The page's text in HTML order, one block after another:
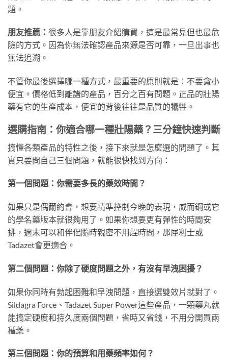
題。
朋友推薦： 很多人是靠朋友介紹購買，這是最常見但也最危
險的方式。因為你無法確認產品來源是否可靠，一旦出事也
無法追溯。
不管你最後選擇哪一種方式，最重要的原則就是：不要貪小
便宜。價格低到離譜的產品，百分之百有問題。正品的壯陽
藥有它的生產成本，便宜的背後往往是品質的犧牲。
選購指南：你適合哪一種壯陽藥？三分鐘快速判斷
搞懂各類產品的特性之後，接下來就是怎麼選的問題了。其
實只要問自己三個問題，就能很快找到方向：
第一個問題：你需要多長的藥效時間？
如果只是偶爾約會，想要精準控制今晚的表現，威而鋼或它
的學名藥版本就很夠用了。如果你想要更有彈性的時間安
排，週末可以和伴侶隨時親密不用趕時間，那犀利士或
Tadazet會更適合。
第二個問題：你除了硬度問題之外，有沒有早洩困擾？
如果你同時有勃起困難和早洩問題，直接選雙效片就對了。
Sildagra Force、Tadazet Super Power這些產品，一顆藥丸就
能搞定硬度和持久度兩個問題，省時又省錢，不用分開買兩
種藥。
第三個問題：你的預算和用藥頻率如何？